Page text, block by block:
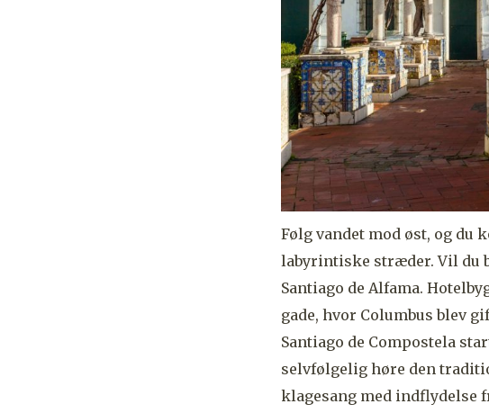
Følg vandet mod øst, og du
labyrintiske stræder. Vil du
Santiago de Alfama.
gade, hvor Columbus blev
Santiago de Compostela
selvfølgelig høre den
klagesang med indflydelse